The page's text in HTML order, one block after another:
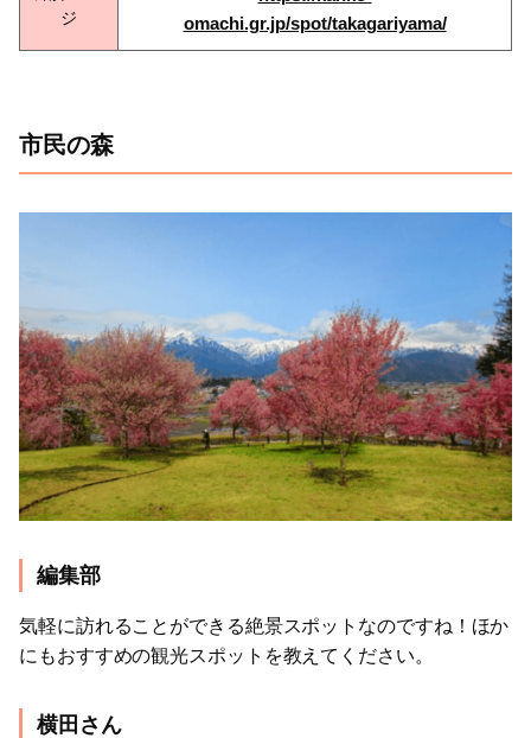
ジ
omachi.gr.jp/spot/takagariyama/
市民の森
編集部
気軽に訪れることができる絶景スポットなのですね！ほか
にもおすすめの観光スポットを教えてください。
横田さん